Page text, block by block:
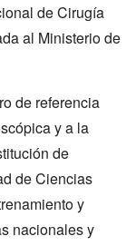
de Cirugía
al Ministerio de
de referencia
y a la
de
de Ciencias
y
nacionales y